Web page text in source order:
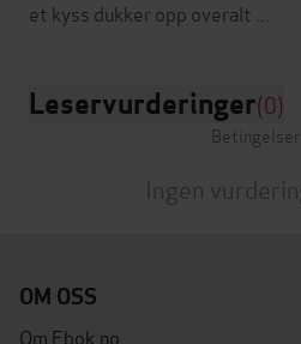
Leservurderinger(0)
Ingen
OM OSS
Om Ebok.no